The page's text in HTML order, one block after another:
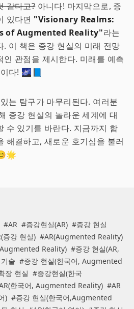
같다고?아니다! 마지막으로, 증
있다면 "Visionary Realms:
of Augmented Reality"라는
. 이 책은 증강 현실의 미래 전망
인 관점을 제시한다. 미래를 예측
다! 🌌📘
는 탐구가 마무리된다. 여러분
증강 현실의 놀라운 세계에 대
수 있기를 바란다. 지금까지 함
해결하고, 새로운 호기심을 불러
#AR #증강현실(AR) #증강 현실
증강 현실) #AR(Augmented Reality)
Reality) #증강 현실(AR,
술 #증강 현실(한국어, Augmented
장 현실 #증강현실(한국
한국어, Augmented Reality) #AR
) #증강 현실(한국어,Augmented